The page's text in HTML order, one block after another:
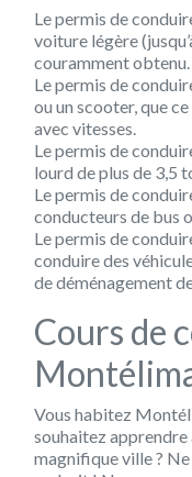
Le permis de
voiture légère
couramment obtenu.
Le permis de
ou un scooter, que
avec vitesses.
Le permis de
lourd de plus de 3,5
Le permis de
conducteurs de bus
Le permis de
conduire des
de déménagement
Cours de
Vous habitez
souhaitez apprendre
magnifique ville ?